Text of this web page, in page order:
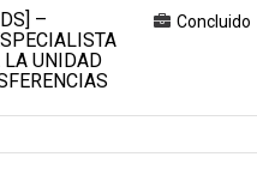
–
UNIDAD
Concluido